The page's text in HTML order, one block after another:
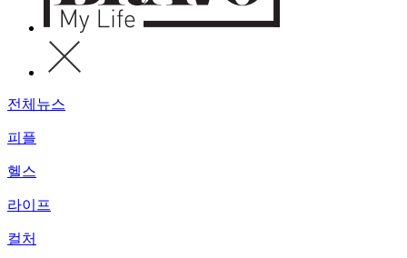
전체뉴스
피플
헬스
라이프
컬처